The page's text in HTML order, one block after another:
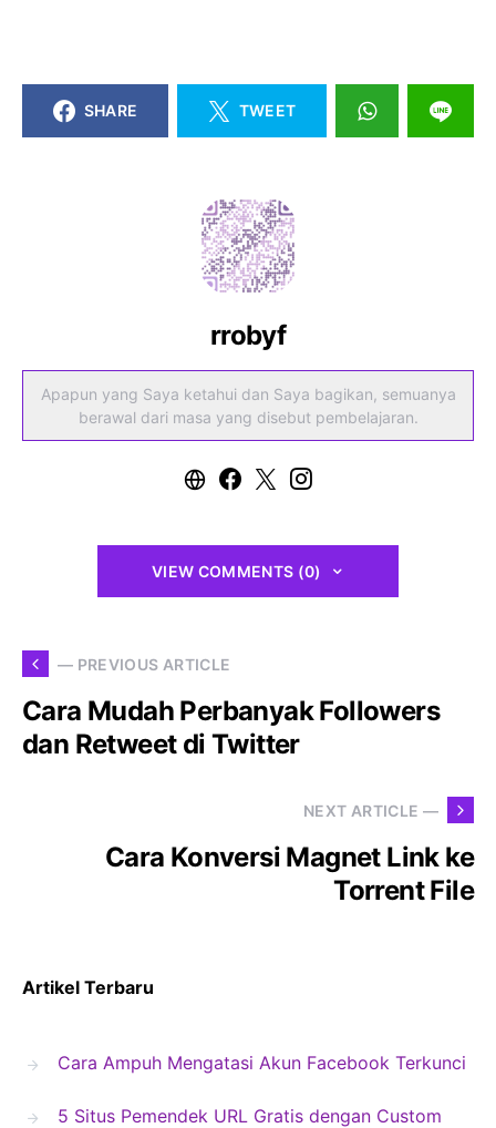
SHARE TWEET
rrobyf
Apapun yang Saya ketahui dan Saya bagikan, semuanya
berawal dari masa yang disebut pembelajaran.
VIEW COMMENTS (0)
— PREVIOUS ARTICLE
Cara Mudah Perbanyak Followers
dan Retweet di Twitter
NEXT ARTICLE —
Cara Konversi Magnet Link ke
Torrent File
Artikel Terbaru
Cara Ampuh Mengatasi Akun Facebook Terkunci
5 Situs Pemendek URL Gratis dengan Custom